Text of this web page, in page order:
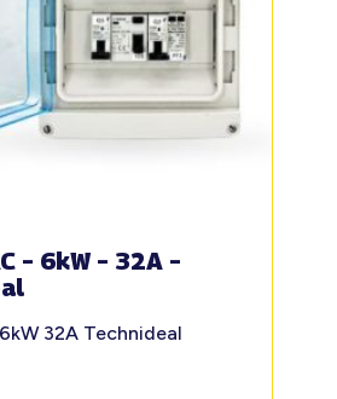
– 6kW – 32A –
32A Technideal